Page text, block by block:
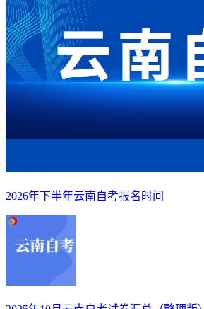
2026年下半年云南自考报名时间